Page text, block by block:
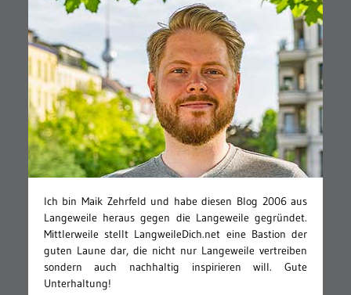
Ich bin Maik Zehrfeld und habe diesen Blog 2006 aus
Langeweile heraus gegen die Langeweile gegründet.
Mittlerweile stellt LangweileDich.net eine Bastion der
guten Laune dar, die nicht nur Langeweile vertreiben
sondern auch nachhaltig inspirieren will. Gute
Unterhaltung!